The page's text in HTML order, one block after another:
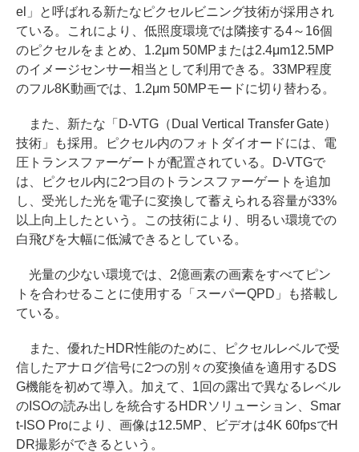
el」と呼ばれる新たなピクセルビニング技術が採用され
ている。これにより、低照度環境では隣接する4～16個
のピクセルをまとめ、1.2μm 50MPまたは2.4μm12.5MP
のイメージセンサー相当として利用できる。33MP程度
のフル8K動画では、1.2μm 50MPモードに切り替わる。
また、新たな「D-VTG（Dual Vertical Transfer Gate）
技術」も採用。ピクセル内のフォトダイオードには、電
圧トランスファーゲートが配置されている。D-VTGで
は、ピクセル内に2つ目のトランスファーゲートを追加
し、受光した光を電子に変換して蓄えられる容量が33%
以上向上したという。この技術により、明るい環境での
白飛びを大幅に低減できるとしている。
光量の少ない環境では、2億画素の画素をすべてピン
トを合わせることに使用する「スーパーQPD」も搭載し
ている。
また、優れたHDR性能のために、ピクセルレベルで受
信したアナログ信号に2つの別々の変換値を適用するDS
G機能を初めて導入。加えて、1回の露出で異なるレベル
のISOの読み出しを統合するHDRソリューション、Smar
t-ISO Proにより、画像は12.5MP、ビデオは4K 60fpsでH
DR撮影ができるという。